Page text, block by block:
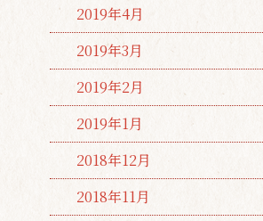
2019年4月
2019年3月
2019年2月
2019年1月
2018年12月
2018年11月